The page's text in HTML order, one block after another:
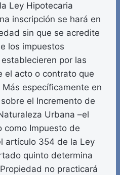
Ley Hipotecaria
inscripción se hará en
sin que se acredite
los impuestos
por las
el acto o contrato que
específicamente en
el Incremento de
Urbana –el
como Impuesto de
artículo 354 de la Ley
quinto determina
no practicará